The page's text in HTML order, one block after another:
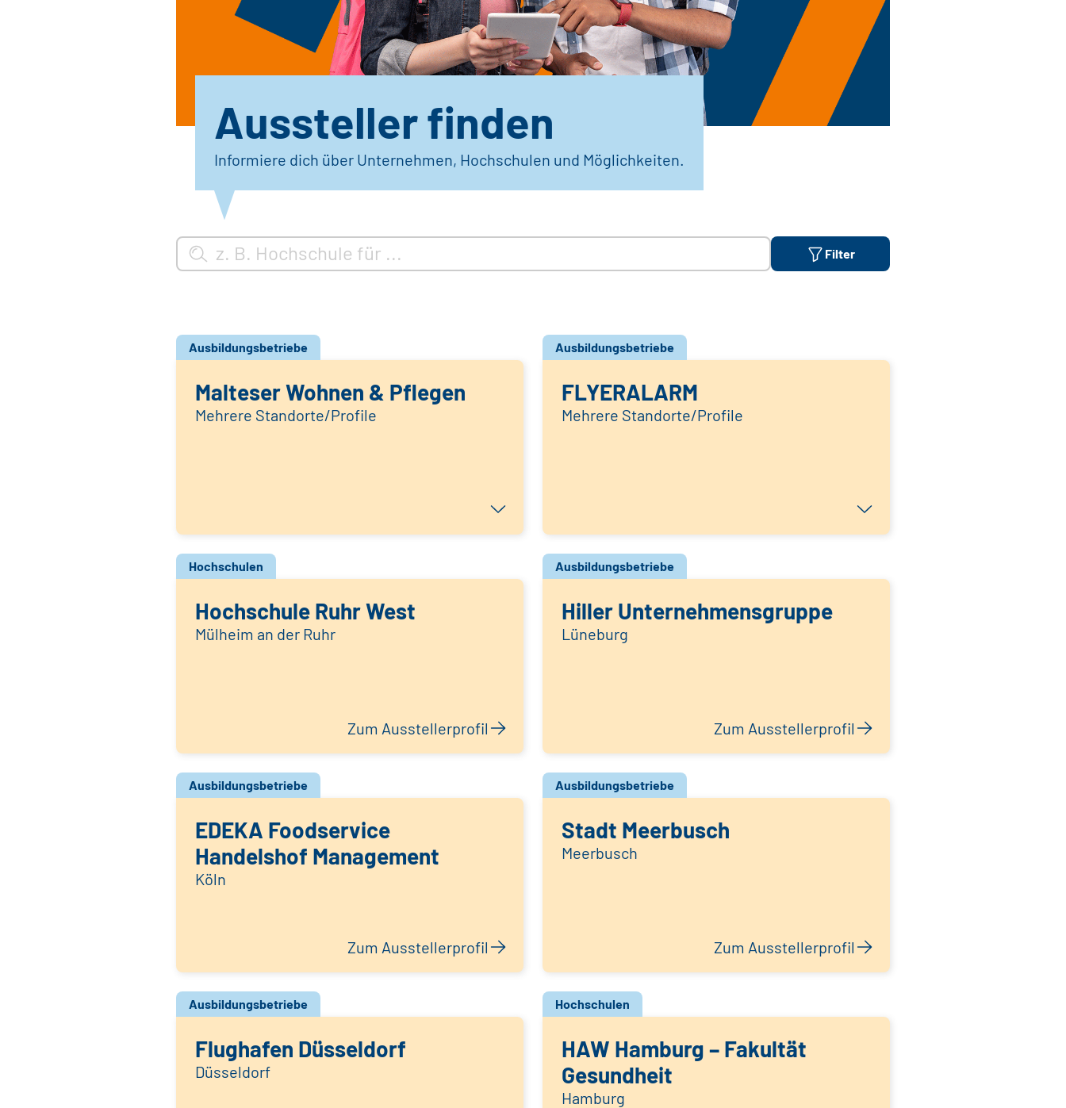
Aussteller finden
Informiere dich über Unternehmen, Hochschulen und Möglichkeiten.
Filter
Ausbildungsbetriebe
Malteser Wohnen & Pflegen
Mehrere Standorte/Profile
Ausbildungsbetriebe
FLYERALARM
Mehrere Standorte/Profile
Hochschulen
Hochschule Ruhr West
Mülheim an der Ruhr
Zum Ausstellerprofil
Ausbildungsbetriebe
Hiller Unternehmensgruppe
Lüneburg
Zum Ausstellerprofil
Ausbildungsbetriebe
EDEKA Foodservice
Handelshof Management
Köln
Zum Ausstellerprofil
Ausbildungsbetriebe
Stadt Meerbusch
Meerbusch
Zum Ausstellerprofil
Ausbildungsbetriebe
Flughafen Düsseldorf
Düsseldorf
Hochschulen
HAW Hamburg – Fakultät
Gesundheit
Hamburg